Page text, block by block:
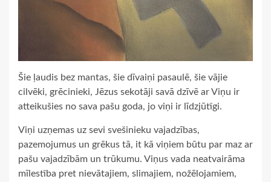
Šie ļaudis bez mantas, šie dīvaiņi pasaulē, šie vājie
cilvēki, grēcinieki, Jēzus sekotāji savā dzīvē ar Viņu ir
atteikušies no sava pašu goda, jo viņi ir līdzjūtīgi.
Viņi uzņemas uz sevi svešinieku vajadzības,
pazemojumus un grēkus tā, it kā viņiem būtu par maz ar
pašu vajadzībām un trūkumu. Viņus vada neatvairāma
mīlestība pret nievātajiem, slimajiem, nožēlojamiem,